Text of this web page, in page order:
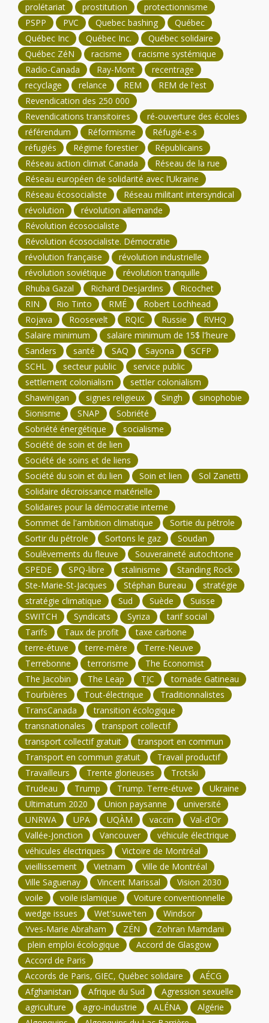
prolétariat
prostitution
protectionnisme
PSPP
PVC Quebec bashing
Québec
Québec Inc
Québec Inc.
Québec solidaire
Québec ZéN
racisme
racisme systémique
Radio-Canada
Ray-Mont
recentrage
recyclage
relance REM
REM de l'est
Revendication des 250 000
Revendications transitoires
ré-ouverture des écoles
référendum
Réformisme
Réfugié-e-s
réfugiés
Régime forestier
Républicains
Réseau action climat Canada
Réseau de la rue
Réseau européen de solidarité avec l’Ukraine
Réseau écosocialiste
Réseau militant intersyndical
révolution
révolution allemande
Révolution écosocialiste
Révolution écosocialiste. Démocratie
révolution française
révolution industrielle
révolution soviétique
révolution tranquille
Rhuba Gazal
Richard Desjardins
Ricochet
RIN
Rio Tinto RMÉ
Robert Lochhead
Rojava
Roosevelt RQIC Russie
RVHQ
Salaire minimum
salaire minimum de 15$ l'heure
Sanders
santé SAQ Sayona
SCFP
SCHL
secteur public
service public
settlement colonialism
settler colonialism
Shawinigan
signes religieux Singh
sinophobie
Sionisme
SNAP
Sobriété
Sobriété énergétique
socialisme
Société de soin et de lien
Société de soins et de liens
Société du soin et du lien
Soin et lien
Sol Zanetti
Solidaire décroissance matérielle
Solidaires pour la démocratie interne
Sommet de l'ambition climatique
Sortie du pétrole
Sortir du pétrole
Sortons le gaz
Soudan
Soulèvements du fleuve
Souveraineté autochtone
SPEDE
SPQ-libre stalinisme
Standing Rock
Ste-Marie-St-Jacques
Stéphan Bureau
stratégie
stratégie climatique
Sud Suède
Suisse
SWITCH
Syndicats Syriza
tarif social
Tarifs
Taux de profit
taxe carbone
terre-étuve
terre-mère
Terre-Neuve
Terrebonne
terrorisme
The Economist
The Jacobin
The Leap TJC
tornade Gatineau
Tourbières
Tout-électrique
Traditionnalistes
TransCanada
transition écologique
transnationales
transport collectif
transport collectif gratuit
transport en commun
Transport en commun gratuit
Travail productif
Travailleurs
Trente glorieuses
Trotski
Trudeau
Trump Trump. Terre-étuve
Ukraine
Ultimatum 2020
Union paysanne
université
UNRWA
UPA UQÀM vaccin
Val-d'Or
Vallée-Jonction
Vancouver
véhicule électrique
véhicules électriques
Victoire de Montréal
vieillissement
Vietnam
Ville de Montréal
Ville Saguenay
Vincent Marissal
Vision 2030
voile
voile islamique
Voiture conventionnelle
wedge issues
Wet'suwe'ten
Windsor
Yves-Marie Abraham
ZÉN
Zohran Mamdani
plein emploi écologique
Accord de Glasgow
Accord de Paris
Accords de Paris, GIEC, Québec solidaire
AÉCG
Afghanistan
Afrique du Sud
Agression sexuelle
agriculture
agro-industrie ALÉNA
Algérie